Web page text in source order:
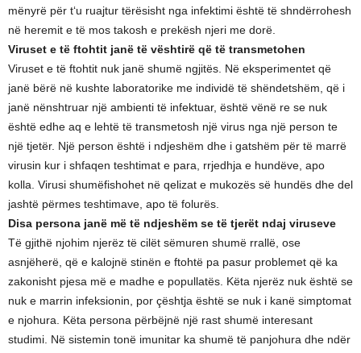
mënyrë për t‘u ruajtur tërësisht nga infektimi është të shndërrohesh
në heremit e të mos takosh e prekësh njeri me dorë.
Viruset e të ftohtit janë të vështirë që të transmetohen
Viruset e të ftohtit nuk janë shumë ngjitës. Në eksperimentet që
janë bërë në kushte laboratorike me individë të shëndetshëm, që i
janë nënshtruar një ambienti të infektuar, është vënë re se nuk
është edhe aq e lehtë të transmetosh një virus nga një person te
një tjetër. Një person është i ndjeshëm dhe i gatshëm për të marrë
virusin kur i shfaqen teshtimat e para, rrjedhja e hundëve, apo
kolla. Virusi shumëfishohet në qelizat e mukozës së hundës dhe del
jashtë përmes teshtimave, apo të folurës.
Disa persona janë më të ndjeshëm se të tjerët ndaj viruseve
Të gjithë njohim njerëz të cilët sëmuren shumë rrallë, ose
asnjëherë, që e kalojnë stinën e ftohtë pa pasur problemet që ka
zakonisht pjesa më e madhe e popullatës. Këta njerëz nuk është se
nuk e marrin infeksionin, por çështja është se nuk i kanë simptomat
e njohura. Këta persona përbëjnë një rast shumë interesant
studimi. Në sistemin tonë imunitar ka shumë të panjohura dhe ndër